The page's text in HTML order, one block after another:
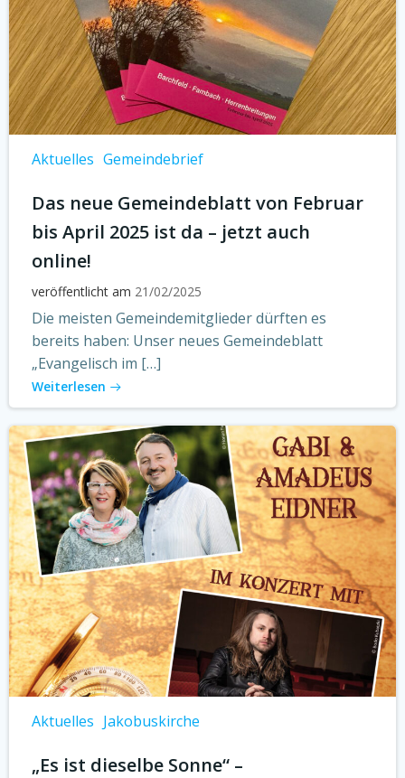
Aktuelles Gemeindebrief
Das neue Gemeindeblatt von Februar
bis April 2025 ist da – jetzt auch
online!
veröffentlicht am 21/02/2025
Die meisten Gemeindemitglieder dürften es
bereits haben: Unser neues Gemeindeblatt
„Evangelisch im […]
Weiterlesen
Aktuelles Jakobuskirche
„Es ist dieselbe Sonne“ –